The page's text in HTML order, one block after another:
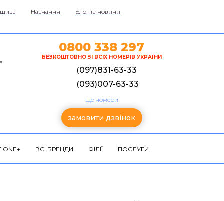
Навчання Блог та новини
0800 338 297
БЕЗКОШТОВНО ЗІ ВСІХ НОМЕРІВ УКРАЇНИ
(097)831-63-33
(093)007-63-33
ще номери
замовити дзвінок
ВСІ БРЕНДИ ФІЛІЇ ПОСЛУГИ